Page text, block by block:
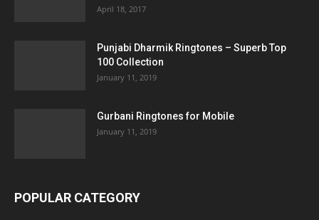
April 18, 2017
Punjabi Dharmik Ringtones – Superb Top
100 Collection
January 11, 2019
Gurbani Ringtones for Mobile
January 11, 2019
POPULAR CATEGORY